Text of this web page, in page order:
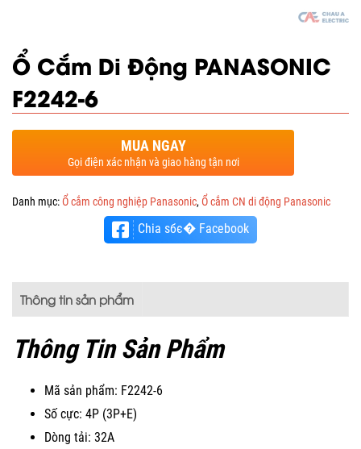
Ổ Cắm Di Động PANASONIC
F2242-6
MUA NGAY
Gọi điện xác nhận và giao hàng tận nơi
Danh mục:Ổ cắm công nghiệp Panasonic, Ổ cắm CN di động Panasonic
Chia sбє� Facebook
Thông tin sản phẩm
Thông Tin Sản Phẩm
Mã sản phẩm: F2242-6
Số cực: 4P (3P+E)
Dòng tải: 32A